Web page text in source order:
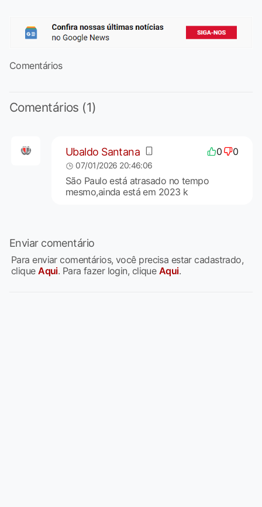
Comentários
Comentários (1)
Ubaldo Santana 0 0
07/01/2026 20:46:06
São Paulo está atrasado no tempo
mesmo,ainda está em 2023 k
Enviar comentário
Para enviar comentários, você precisa estar cadastrado,
cliqueAqui. Para fazer login, clique Aqui.